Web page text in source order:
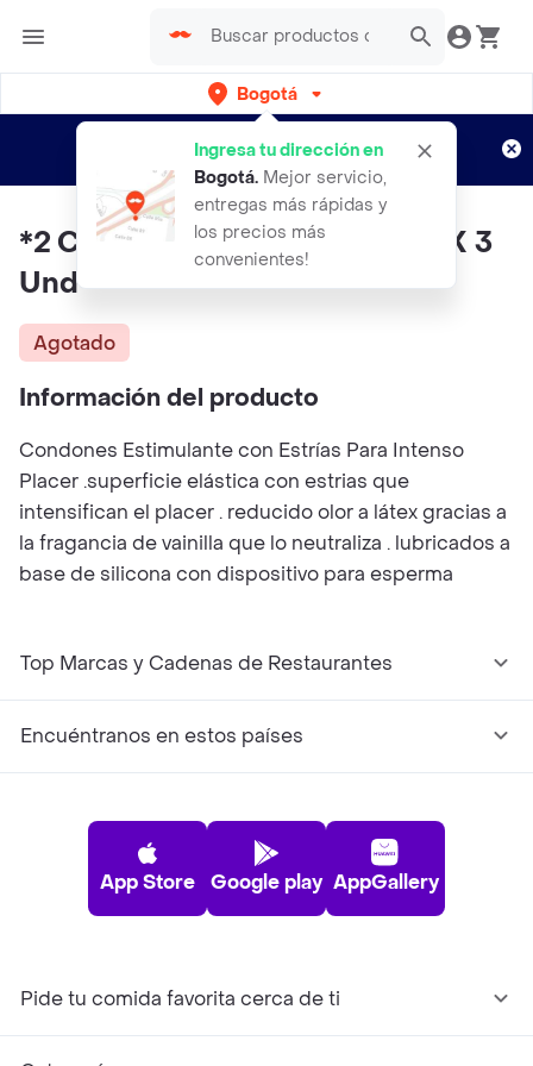
Bogotá
Ingresa tu dirección en
Bogotá. Mejor servicio,
entregas más rápidas y
los precios más
convenientes!
envíos gratis por semanas
Aplican TyC
*2 Condones Duo Estimulante X 3
Und
Agotado
Información del producto
Condones Estimulante con Estrías Para Intenso
Placer .superficie elástica con estrias que
intensifican el placer . reducido olor a látex gracias a
la fragancia de vainilla que lo neutraliza . lubricados a
base de silicona con dispositivo para esperma
Top Marcas y Cadenas de Restaurantes
Encuéntranos en estos países
App Store Google play AppGallery
Pide tu comida favorita cerca de ti